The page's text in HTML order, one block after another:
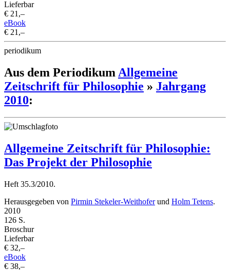
Lieferbar
€ 21,–
eBook
€ 21,–
periodikum
Aus dem Periodikum Allgemeine
Zeitschrift für Philosophie » Jahrgang
2010:
Allgemeine Zeitschrift für Philosophie:
Das Projekt der Philosophie
Heft 35.3/2010.
Herausgegeben von Pirmin Stekeler-Weithoferund Holm Tetens.
2010
126 S.
Broschur
Lieferbar
€ 32,–
eBook
€ 38,–